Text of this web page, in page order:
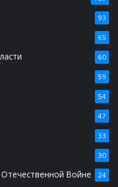
93
65
60
59
54
47
33
30
Войне 24